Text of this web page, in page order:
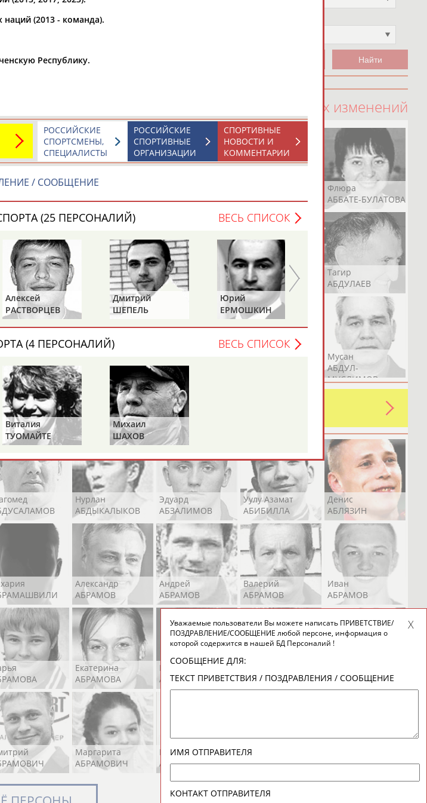
100 последних изменений
Тамилла
АБАСОВА
АБАЧАРАЕВ
АБАШИДЗЕ
Флюра
АББАТЕ-БУЛАТОВА
АБДУВАЛИЕВ
Герман
АБДУЛАЕВ
Рамазан
АБДУЛАЕВ
Тагир
АБДУЛАЕВ
АБДУЛЛАЕВ
АБДУЛЛИН
Мусан
АБДУЛ-
МУСЛИМОВ
специалисте или исправить какую-либо ошибку в уже
одни из главных патриотов своей страны!
Нурлан
АБДЫКАЛЫКОВ
Эдуард
АБЗАЛИМОВ
Уулу Азамат
АБИБИЛЛА
Денис
АБЛЯЗИН
Александр
АБРАМОВ
Андрей
АБРАМОВ
Валерий
АБРАМОВ
Иван
АБРАМОВ
Екатерина
АБРАМОВА
Екатерина
АБРАМОВА
Ирина
АБРАМОВА
АБРАМОВА
Маргарита
АБРАМОВИЧ
Иракли
АБРАМЯН
Осеп
АБРАМЯН
АБРАРОВ
(2013 - команда).
Республику.
СПОРТИВНЫЕ
НОВОСТИ И
КОММЕНТАРИИ
РОССИЙСКИЕ
СПОРТИВНЫЕ
ОРГАНИЗАЦИИ
РОССИЙСКИЕ
СПОРТСМЕНЫ,
СПЕЦИАЛИСТЫ
/ СООБЩЕНИЕ
(25 ПЕРСОНАЛИЙ) ВЕСЬ СПИСОК
Алексей
РАСТВОРЦЕВ
Дмитрий
ШЕПЕЛЬ
Юрий
ЕРМОШКИН
Владимир
ГРИГОРЬЕВ
(4 ПЕРСОНАЛИЙ) ВЕСЬ СПИСОК
Виталия
ТУОМАЙТЕ
Михаил
ШАХОВ
Уважаемые пользователи Вы можете написать ПРИВЕТСТВИЕ/
ПОЗДРАВЛЕНИЕ/СООБЩЕНИЕ любой персоне, информация о
которой содержится в нашей БД Персоналий !
СООБЩЕНИЕ ДЛЯ:
ТЕКСТ ПРИВЕТСТВИЯ / ПОЗДРАВЛЕНИЯ / СООБЩЕНИЕ
ИМЯ ОТПРАВИТЕЛЯ
КОНТАКТ ОТПРАВИТЕЛЯ